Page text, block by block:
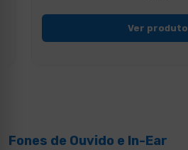
Ver produto
Fones de Ouvido e In-Ear